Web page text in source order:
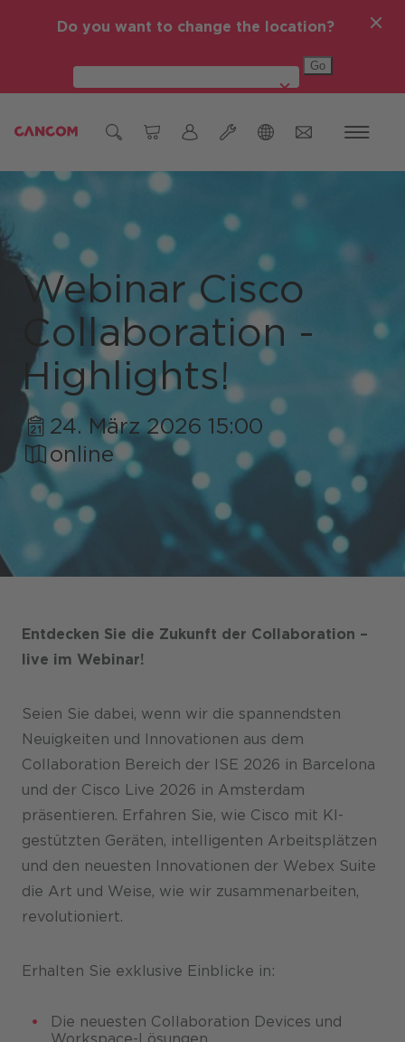
Do you want to change the location?
Shops / Marketplace / Portale
Events
Podcast
Nachhaltigkeit CANCOM SE
Karriere
Ticket Einmeldung
Hardware Reparatur
Österreich
Deutschland
Czech Republic (čeština)
Romania (Română)
Webinar Cisco
Collaboration -
Highlights!
24. März 2026 15:00
online
Entdecken Sie die Zukunft der Collaboration –
live im Webinar!
Seien Sie dabei, wenn wir die spannendsten
Neuigkeiten und Innovationen aus dem
Collaboration Bereich der ISE 2026 in Barcelona
und der Cisco Live 2026 in Amsterdam
präsentieren. Erfahren Sie, wie Cisco mit KI-
gestützten Geräten, intelligenten Arbeitsplätzen
und den neuesten Innovationen der Webex Suite
die Art und Weise, wie wir zusammenarbeiten,
revolutioniert.
Erhalten Sie exklusive Einblicke in:
Die neuesten Collaboration Devices und